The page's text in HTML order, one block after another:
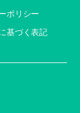
ポリシー
基づく表記